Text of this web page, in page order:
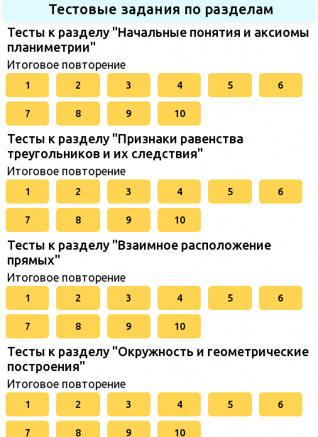
Тестовые задания по разделам
Тесты к разделу "Начальные понятия и аксиомы
планиметрии"
Итоговое повторение
1 2 3 4 5 6
7 8 9 10
Тесты к разделу "Признаки равенства
треугольников и их следствия"
Итоговое повторение
1 2 3 4 5 6
7 8 9 10
Тесты к разделу "Взаимное расположение
прямых"
Итоговое повторение
1 2 3 4 5 6
7 8 9 10
Тесты к разделу "Окружность и геометрические
построения"
Итоговое повторение
1 2 3 4 5 6
7 8 9 10